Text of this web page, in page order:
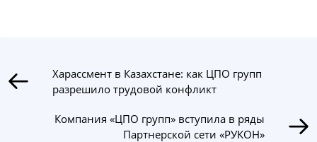
Харассмент в Казахстане: как ЦПО групп
разрешило трудовой конфликт
Компания «ЦПО групп» вступила в ряды
Партнерской сети «РУКОН»